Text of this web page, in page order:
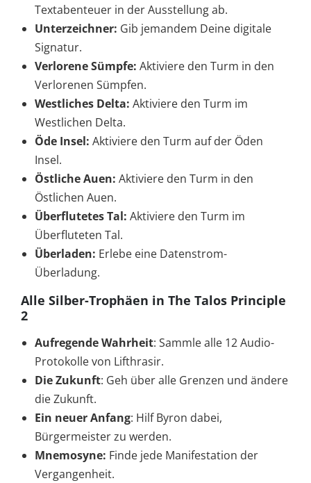
Textabenteuer in der Ausstellung ab.
Unterzeichner: Gib jemandem Deine digitale
Signatur.
Verlorene Sümpfe: Aktiviere den Turm in den
Verlorenen Sümpfen.
Westliches Delta: Aktiviere den Turm im
Westlichen Delta.
Öde Insel: Aktiviere den Turm auf der Öden
Insel.
Östliche Auen: Aktiviere den Turm in den
Östlichen Auen.
Überflutetes Tal: Aktiviere den Turm im
Überfluteten Tal.
Überladen: Erlebe eine Datenstrom-
Überladung.
Alle Silber-Trophäen in The Talos Principle
2
Aufregende Wahrheit: Sammle alle 12 Audio-
Protokolle von Lifthrasir.
Die Zukunft: Geh über alle Grenzen und ändere
die Zukunft.
Ein neuer Anfang: Hilf Byron dabei,
Bürgermeister zu werden.
Mnemosyne: Finde jede Manifestation der
Vergangenheit.